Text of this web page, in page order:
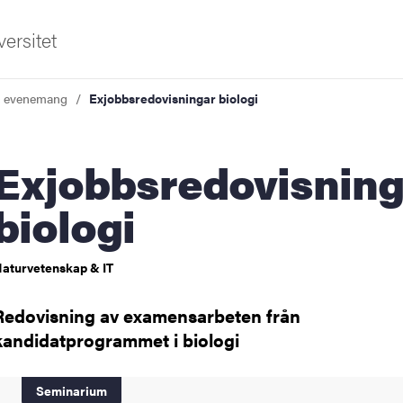
innovation
Exjobbsredovisningar biologi
& IT
av examensarbeten från
i biologi
Seminarium